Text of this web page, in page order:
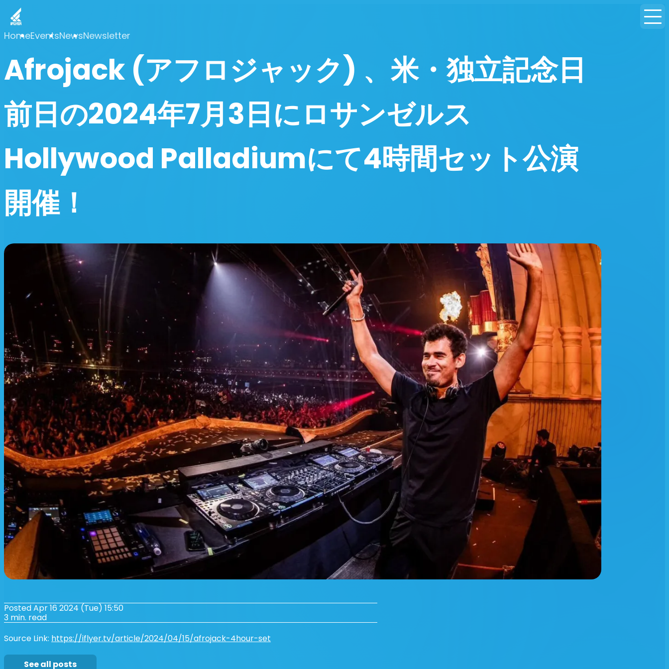
HomeEventsNewsNewsletter
Afrojack (アフロジャック) 、米・独立記念日
前日の2024年7月3日にロサンゼルス
Hollywood Palladiumにて4時間セット公演
開催！
Posted Apr 16 2024 (Tue) 15:50
3 min. read
Source Link: https://iflyer.tv/article/2024/04/15/afrojack-4hour-set
See all posts